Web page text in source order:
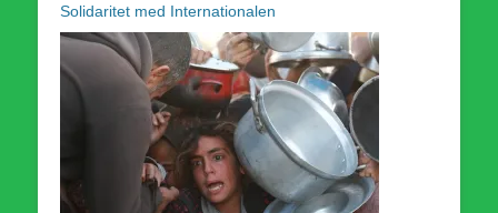
Solidaritet med Internationalen